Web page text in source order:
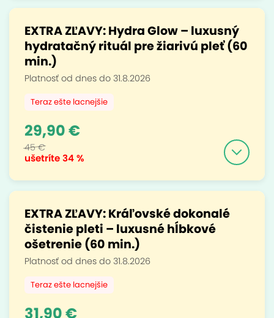
EXTRA ZĽAVY: Hydra Glow – luxusný
hydratačný rituál pre žiarivú pleť (60
min.)
Platnosť od dnes do 31.8.2026
Teraz ešte lacnejšie
ušetríte34 %
29,90 €
45 €
EXTRA ZĽAVY: Kráľovské dokonalé
čistenie pleti – luxusné hĺbkové
ošetrenie (60 min.)
Platnosť od dnes do 31.8.2026
Teraz ešte lacnejšie
31,90 €